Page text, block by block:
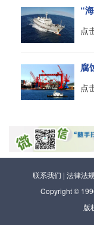
“
点
腐
点
联系我们 | 法律法
Copyright ©
版